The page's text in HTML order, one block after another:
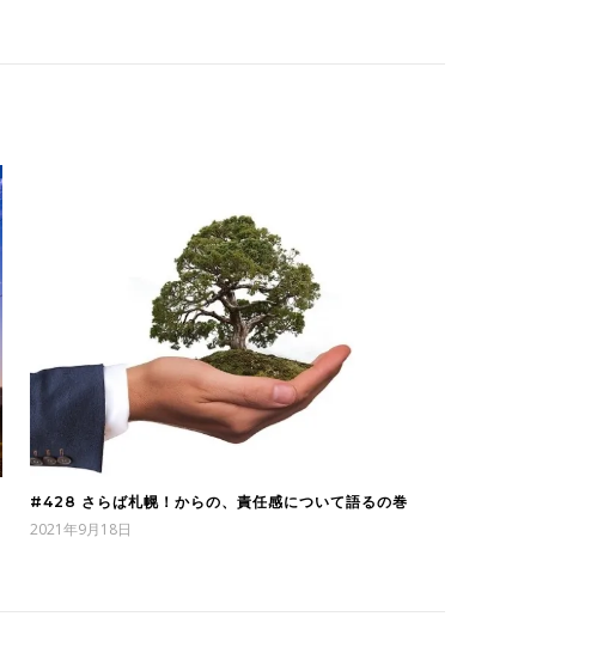
#428 さらば札幌！からの、責任感について語るの巻
2021年9月18日